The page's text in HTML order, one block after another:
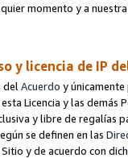
momento y a
y licencia de IP
del Acuerdo y
Licencia y las
y libre de regalías
se definen en las
y de acuerdo con